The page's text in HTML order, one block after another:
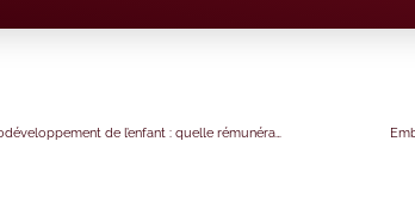
Suivi des troubles du neurodéveloppement de l’enfant : quelle rémunération pour les professionnels de santé ?